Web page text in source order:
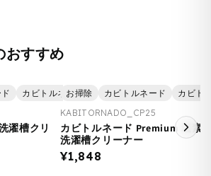
おすすめ
カビトルネード 【キャンペーン2025】
日
濯槽クリ
お掃除 カビトルネード
カビト
KABITORNADO_CP25
カビトルネード Premium 塩素
洗濯槽クリーナー
¥1,848